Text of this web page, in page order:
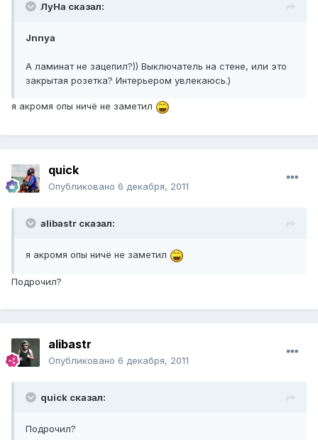
ЛуHa сказал:
Jnnya
А ламинат не зацепил?)) Выключатель на стене, или это
закрытая розетка? Интерьером увлекаюсь.)
я акромя опы ничё не заметил
quick
Опубликовано 6 декабря, 2011
alibastr сказал:
я акромя опы ничё не заметил
Подрочил?
alibastr
Опубликовано 6 декабря, 2011
quick сказал:
Подрочил?